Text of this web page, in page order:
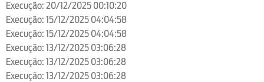
Execução: 20/12/2025 00:10:20
Execução: 15/12/2025 04:04:58
Execução: 15/12/2025 04:04:58
Execução: 13/12/2025 03:06:28
Execução: 13/12/2025 03:06:28
Execução: 13/12/2025 03:06:28